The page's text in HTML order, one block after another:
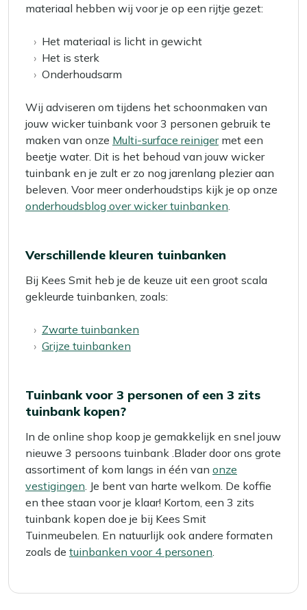
materiaal hebben wij voor je op een rijtje gezet:
Het materiaal is licht in gewicht
Het is sterk
Onderhoudsarm
Wij adviseren om tijdens het schoonmaken van
jouw wicker tuinbank voor 3 personen gebruik te
maken van onze Multi-surface reinigermet een
beetje water. Dit is het behoud van jouw wicker
tuinbank en je zult er zo nog jarenlang plezier aan
beleven. Voor meer onderhoudstips kijk je op onze
onderhoudsblog over wicker tuinbanken
Verschillende kleuren tuinbanken
Bij Kees Smit heb je de keuze uit een groot scala
gekleurde tuinbanken, zoals:
Zwarte tuinbanken
Grijze tuinbanken
Tuinbank voor 3 personen of een 3 zits
tuinbank kopen?
In de online shop koop je gemakkelijk en snel jouw
nieuwe 3 persoons tuinbank .Blader door ons grote
assortiment of kom langs in één van onze
vestigingen . Je bent van harte welkom. De koffie
en thee staan voor je klaar! Kortom, een 3 zits
tuinbank kopen doe je bij Kees Smit
Tuinmeubelen. En natuurlijk ook andere formaten
zoals de tuinbanken voor 4 personen